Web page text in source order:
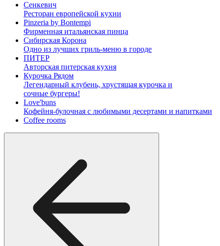
Сенкевич
Ресторан европейской кухни
Pinzeria by Bontempi
Фирменная итальянская пинца
Сибирская Корона
Одно из лучших гриль-меню в городе
ПИТЕР
Авторская питерская кухня
Курочка Рядом
Легендарный клубень, хрустящая курочка и
сочные бургеры!
Love'buns
Кофейня-булочная с любимыми десертами и напитками
Coffee rooms